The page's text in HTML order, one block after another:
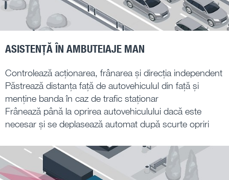
ASISTENȚĂ ÎN AMBUTEIAJE MAN
Controlează acționarea, frânarea și direcția independent
Păstrează distanța față de autovehiculul din față și
menține banda în caz de trafic staționar
Frânează până la oprirea autovehiculului dacă este
necesar și se deplasează automat după scurte opriri